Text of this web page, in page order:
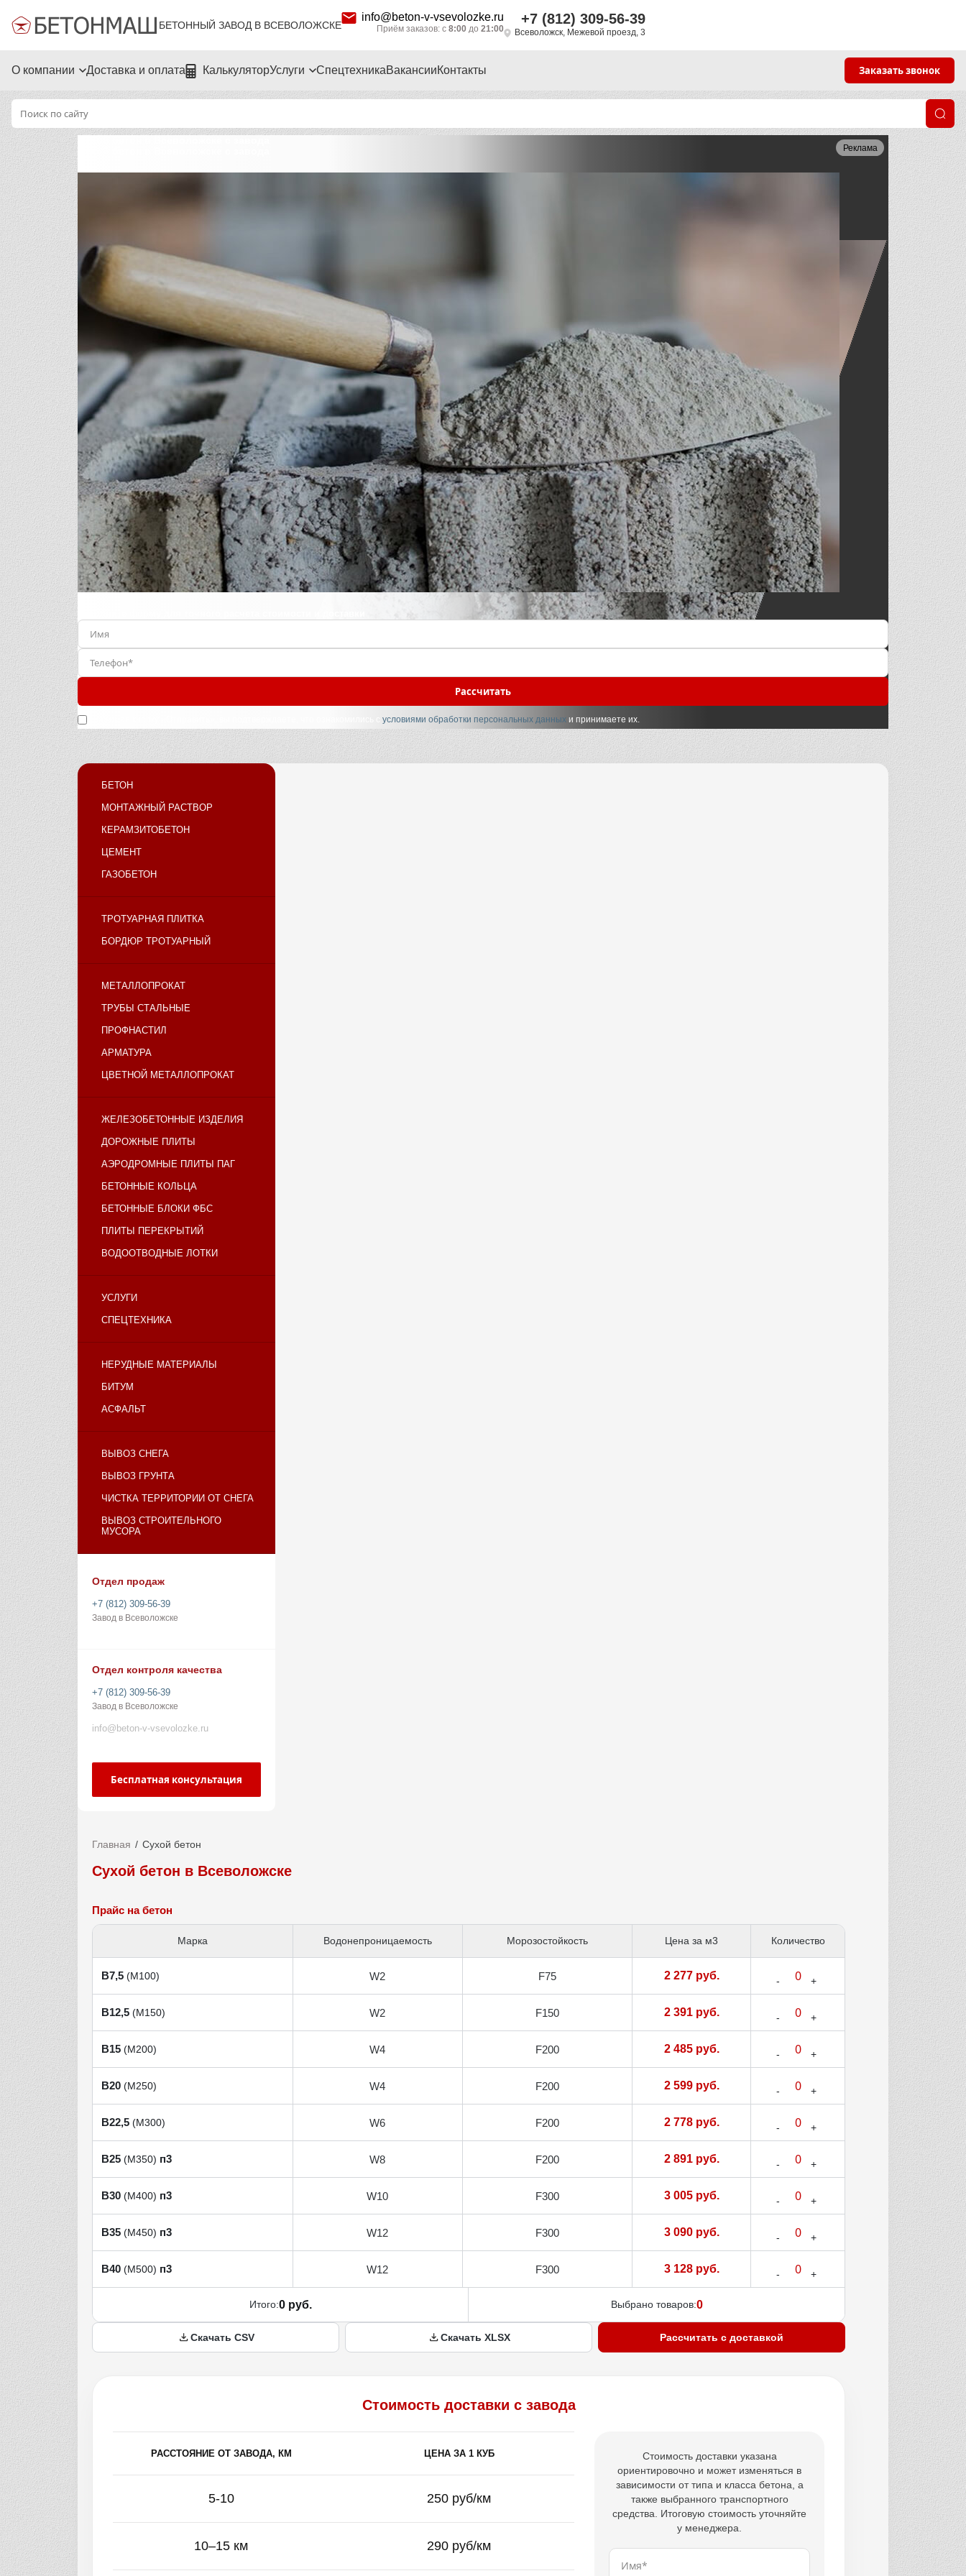
БЕТОННЫЙ ЗАВОД В ВСЕВОЛОЖСКЕ
info@beton-v-vsevolozke.ru
Приём заказов: с 8:00 до 21:00
+7 (812) 309-56-39
Всеволожск, Межевой проезд, 3
О компании Доставка и оплата КалькуляторУслуги СпецтехникаВакансииКонтакты Заказать звонок
Реклама
Рассчитать
Нажимая кнопку «Отправить», вы подтверждаете, что ознакомились сусловиями обработки персональных данных и принимаете их.
БЕТОН
МОНТАЖНЫЙ РАСТВОР
КЕРАМЗИТОБЕТОН
ЦЕМЕНТ
ГАЗОБЕТОН
ТРОТУАРНАЯ ПЛИТКА
БОРДЮР ТРОТУАРНЫЙ
МЕТАЛЛОПРОКАТ
ТРУБЫ СТАЛЬНЫЕ
ПРОФНАСТИЛ
АРМАТУРА
ЦВЕТНОЙ МЕТАЛЛОПРОКАТ
ЖЕЛЕЗОБЕТОННЫЕ ИЗДЕЛИЯ
ДОРОЖНЫЕ ПЛИТЫ
АЭРОДРОМНЫЕ ПЛИТЫ ПАГ
БЕТОННЫЕ КОЛЬЦА
БЕТОННЫЕ БЛОКИ ФБС
ПЛИТЫ ПЕРЕКРЫТИЙ
ВОДООТВОДНЫЕ ЛОТКИ
УСЛУГИ
СПЕЦТЕХНИКА
НЕРУДНЫЕ МАТЕРИАЛЫ
БИТУМ
АСФАЛЬТ
ВЫВОЗ СНЕГА
ВЫВОЗ ГРУНТА
ЧИСТКА ТЕРРИТОРИИ ОТ СНЕГА
ВЫВОЗ СТРОИТЕЛЬНОГО
МУСОРА
Отдел продаж
+7 (812) 309-56-39
Завод в Всеволожске
Отдел контроля качества
+7 (812) 309-56-39
Завод в Всеволожске
info@beton-v-vsevolozke.ru
Бесплатная консультация
Главная Сухой бетон
Сухой бетон в Всеволожске
Прайс на бетон
Марка Водонепроницаемость Морозостойкость Цена за м3 Количество
В7,5 (М100) W2 F75 2 277 руб.
В12,5 (М150) W2 F150 2 391 руб.
В15 (М200) W4 F200 2 485 руб.
В20 (М250) W4 F200 2 599 руб.
В22,5 (М300) W6 F200 2 778 руб.
В25 (М350) п3 W8 F200 2 891 руб.
В30 (М400) п3 W10 F300 3 005 руб.
В35 (М450) п3 W12 F300 3 090 руб.
В40 (М500) п3 W12 F300 3 128 руб.
Итого:0 руб. Выбрано товаров:0
Скачать CSV Скачать XLSX Рассчитать с доставкой
Стоимость доставки с завода
РАССТОЯНИЕ ОТ ЗАВОДА, КМ ЦЕНА ЗА 1 КУБ
5-10 250 руб/км
10–15 км 290 руб/км
Стоимость доставки указана
ориентировочно и может изменяться в
зависимости от типа и класса бетона, а
также выбранного транспортного
средства. Итоговую стоимость уточняйте
у менеджера.